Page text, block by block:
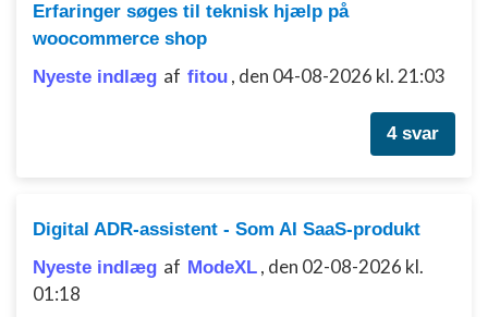
Erfaringer søges til teknisk hjælp på
woocommerce shop
Nyeste indlæg af fitou , den 04-08-2026 kl. 21:03
4 svar
Digital ADR-assistent - Som AI SaaS-produkt
Nyeste indlæg af ModeXL , den 02-08-2026 kl.
01:18